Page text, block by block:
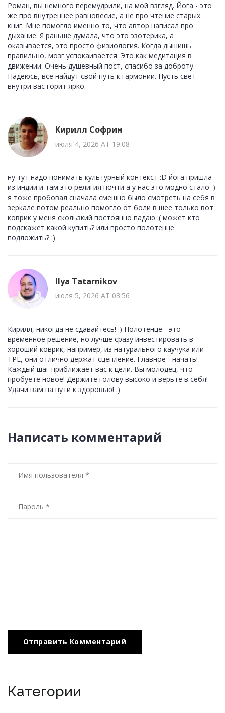
Роман, вы немного перемудрили, на мой взгляд. Йога - это
же про внутреннее равновесие, а не про чтение старых
книг. Мне помогло именно то, что автор написал про
дыхание. Я раньше думала, что это эзотерика, а
оказывается, это просто физиология. Когда дышишь
правильно, мозг успокаивается. Это как медитация в
движении. Очень душевный пост, спасибо за доброту.
Надеюсь, все найдут свой путь к гармонии. Пусть свет
внутри вас горит ярко.
Кирилл Софрин
июля 4, 2026 AT 19:08
ну тут надо понимать культурный контекст :D йога пришла
из индии и там это религия почти а у нас это модно стало :)
я тоже пробовал сначала смешно было смотреть на себя в
зеркале потом реально помогло от боли в шее только вот
коврик у меня скользкий постоянно падаю :( может кто
подскажет какой купить? или просто полотенце
подложить? :)
Ilya Tatarnikov
июля 5, 2026 AT 03:56
Кирилл, никогда не сдавайтесь! :) Полотенце - это
временное решение, но лучше сразу инвестировать в
хороший коврик, например, из натурального каучука или
TPE, они отлично держат сцепление. Главное - начать!
Каждый шаг приближает вас к цели. Вы молодец, что
пробуете новое! Держите голову высоко и верьте в себя!
Удачи вам на пути к здоровью! :)
Написать комментарий
Отправить Комментарий
Категории